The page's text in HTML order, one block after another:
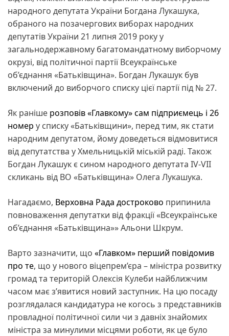
народного депутата України Богдана Лукашука,
обраного на позачергових виборах народних
депутатів України 21 липня 2019 року у
загальнодержавному багатомандатному виборчому
окрузі, від політичної партії Всеукраїнське
об’єднання «Батьківщина». Богдан Лукашук був
включений до виборчого списку цієї партії під № 27.
Як раніше розповів «Главкому» сам підприємець і 26
номер у списку «Батьківщини», перед тим, як стати
народним депутатом, йому доведеться відмовитися
від депутатства у Хмельницькій міській раді. Також
Богдан Лукашук є сином народного депутата IV-VII
скликань від ВО «Батьківщина» Олега Лукашука.
Нагадаємо, Верховна Рада достроково припинила
повноваження депутатки від фракції «Всеукраїнське
об’єднання «Батьківщина»» Альони Шкрум.
Варто зазначити, що «Главком» перший повідомив
про те, що у нового віцепрем’єра – міністра розвитку
громад та територій Олексія Кулеби найближчим
часом має з’явитися новий заступник. На цю посаду
розглядалася кандидатура не когось з представників
провладної політичної сили чи з давніх знайомих
міністра за минулими місцями роботи, як це було